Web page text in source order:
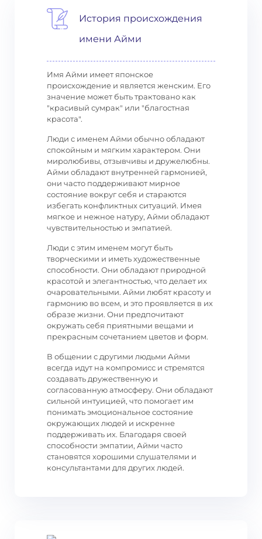
История происхождения
имени Айми
Имя Айми имеет японское
происхождение и является женским. Его
значение может быть трактовано как
"красивый сумрак" или "благостная
красота".
Люди с именем Айми обычно обладают
спокойным и мягким характером. Они
миролюбивы, отзывчивы и дружелюбны.
Айми обладают внутренней гармонией,
они часто поддерживают мирное
состояние вокруг себя и стараются
избегать конфликтных ситуаций. Имея
мягкое и нежное натуру, Айми обладают
чувствительностью и эмпатией.
Люди с этим именем могут быть
творческими и иметь художественные
способности. Они обладают природной
красотой и элегантностью, что делает их
очаровательными. Айми любят красоту и
гармонию во всем, и это проявляется в их
образе жизни. Они предпочитают
окружать себя приятными вещами и
прекрасным сочетанием цветов и форм.
В общении с другими людьми Айми
всегда идут на компромисс и стремятся
создавать дружественную и
согласованную атмосферу. Они обладают
сильной интуицией, что помогает им
понимать эмоциональное состояние
окружающих людей и искренне
поддерживать их. Благодаря своей
способности эмпатии, Айми часто
становятся хорошими слушателями и
консультантами для других людей.